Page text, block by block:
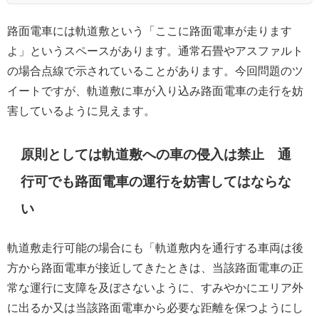
路面電車には軌道敷という「ここに路面電車が走ります
よ」というスペースがあります。通常石畳やアスファルト
の場合点線で示されていることがあります。今回問題のツ
イートですが、軌道敷に車が入り込み路面電車の走行を妨
害しているように見えます。
原則としては軌道敷への車の侵入は禁止 通
行可でも路面電車の運行を妨害してはならな
い
軌道敷走行可能の場合にも「軌道敷内を通行する車両は後
方から路面電車が接近してきたときは、当該路面電車の正
常な運行に支障を及ぼさないように、すみやかにエリア外
に出るか又は当該路面電車から必要な距離を保つようにし